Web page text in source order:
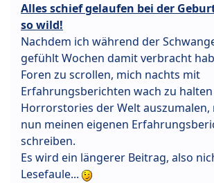
Alles schief gelaufen bei der
so wild!
Nachdem ich während der
gefühlt Wochen damit verbracht
Foren zu scrollen, mich nachts mit
Erfahrungsberichten wach zu
Horrorstories der Welt auszumalen,
nun meinen eigenen
schreiben.
Es wird ein längerer Beitrag, also
Lesefaule...